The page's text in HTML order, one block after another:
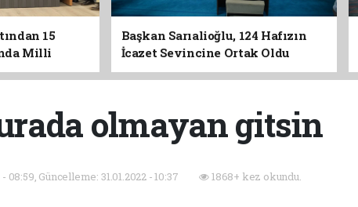
15
Milli
Başkan Sarıalioğlu, 124 Hafızın
İcazet Sevincine Ortak Oldu
olmayan gitsin
08:59, Güncelleme: 31.01.2022 - 10:37 1868+ kez okundu.